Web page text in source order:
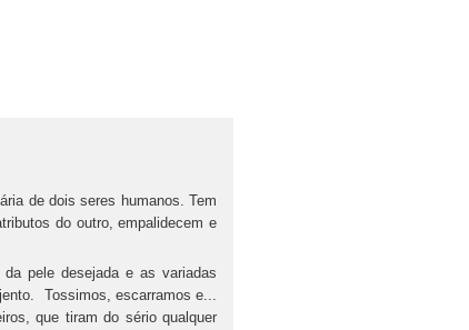
de dois seres humanos. Tem
do outro, empalidecem e
pele desejada e as variadas
Tossimos, escarramos e...
que tiram do sério qualquer